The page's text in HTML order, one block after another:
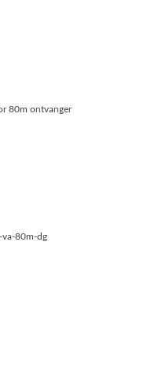
80m ontvanger
va-80m-dg